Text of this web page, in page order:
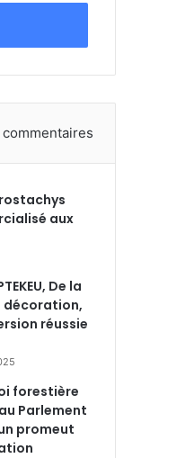
commentaires
aux
De la
décoration,
réussie
forestière
Parlement
promeut